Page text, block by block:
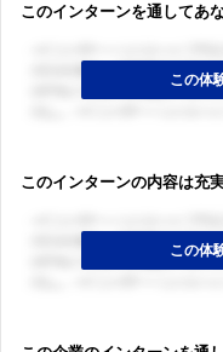
このインターンを通してあ
このインターンの内容は充